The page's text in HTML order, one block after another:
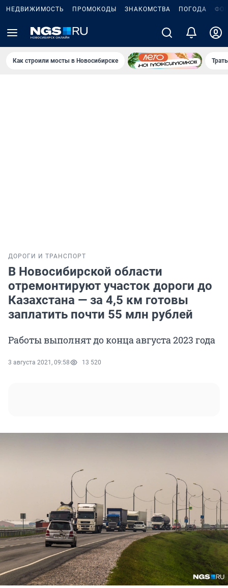
НЕДВИЖИМОСТЬ ПРОМОКОДЫ ЗНАКОМСТВА ПОГОДА
Как строили мосты в Новосибирске
ДОРОГИ И ТРАНСПОРТ
В Новосибирской области
отремонтируют участок дороги до
Казахстана — за 4,5 км готовы
заплатить почти 55 млн рублей
Работы выполнят до конца августа 2023 года
3 августа 2021, 09:58 13 520